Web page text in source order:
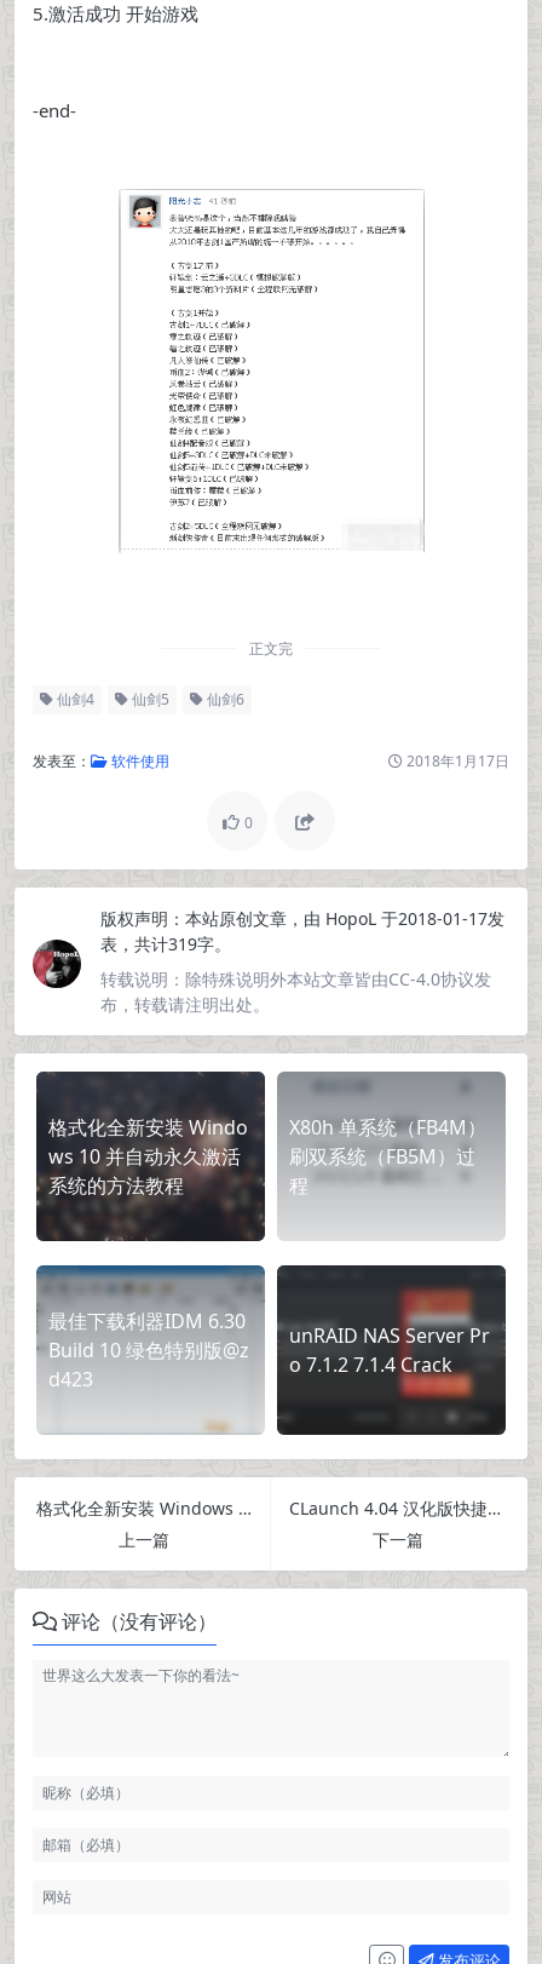
5.激活成功 开始游戏
-end-
正文完
仙剑4 仙剑5 仙剑6
发表至： 软件使用 2018年1月17日
0
版权声明： 本站原创文章，由 HopoL 于2018-01-17发
表，共计319字。
转载说明： 除特殊说明外本站文章皆由CC-4.0协议发
布，转载请注明出处。
格式化全新安装 Windo
ws 10 并自动永久激活
系统的方法教程
X80h 单系统（FB4M）
刷双系统（FB5M）过
程
最佳下载利器IDM 6.30
Build 10 绿色特别版@z
d423
unRAID NAS Server Pr
o 7.1.2 7.1.4 Crack
格式化全新安装 Windows 10 并自动永久激活系统的方法教程
上一篇
CLaunch 4.04 汉化版快捷启动管理小工具
下一篇
评论（没有评论）